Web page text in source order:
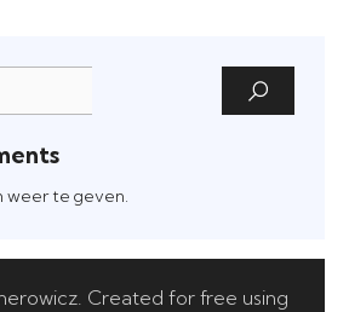
weer te geven.
Created for free using